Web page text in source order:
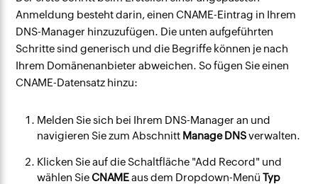
Anmeldung besteht darin, einen CNAME-Eintrag in Ihrem
DNS-Manager hinzuzufügen. Die unten aufgeführten
Schritte sind generisch und die Begriffe können je nach
Ihrem Domänenanbieter abweichen. So fügen Sie einen
CNAME-Datensatz hinzu:
Melden Sie sich bei Ihrem DNS-Manager an und
navigieren Sie zum Abschnitt Manage DNSverwalten.
Klicken Sie auf die Schaltfläche "Add Record" und
wählen SieCNAMEaus dem Dropdown-MenüTyp